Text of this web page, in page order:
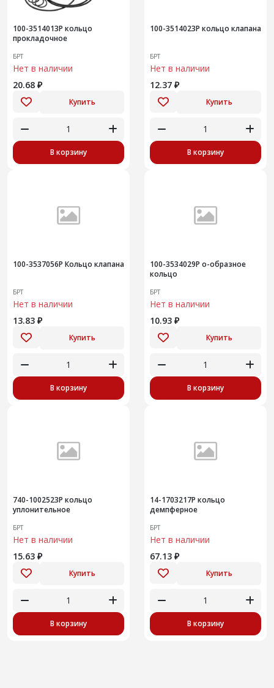
100-3514013Р кольцо
прокладочное
БРТ
Нет в наличии
20.68 ₽
Купить
В корзину
100-3514023Р кольцо клапана
БРТ
Нет в наличии
12.37 ₽
Купить
В корзину
100-3537056Р Кольцо клапана
БРТ
Нет в наличии
13.83 ₽
Купить
В корзину
100-3534029Р о-образное
кольцо
БРТ
Нет в наличии
10.93 ₽
Купить
В корзину
740-1002523Р кольцо
уплонительное
БРТ
Нет в наличии
15.63 ₽
Купить
В корзину
14-1703217Р кольцо
демпферное
БРТ
Нет в наличии
67.13 ₽
Купить
В корзину